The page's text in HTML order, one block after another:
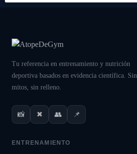
Tu referencia en entrenamiento y nutrición
deportiva basados en evidencia científica. Sin
mitos, sin relleno.
📸 ✖ 👥 📌
ENTRENAMIENTO